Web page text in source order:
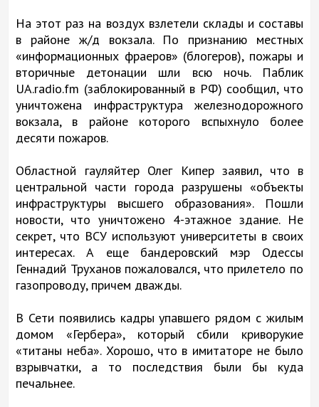
На этот раз на воздух взлетели склады и составы
в районе ж/д вокзала. По признанию местных
«информационных фраеров» (блогеров), пожары и
вторичные детонации шли всю ночь. Паблик
UA.radio.fm (заблокированный в РФ) сообщил, что
уничтожена инфраструктура железнодорожного
вокзала, в районе которого вспыхнуло более
десяти пожаров.
Областной гауляйтер Олег Кипер заявил, что в
центральной части города разрушены «объекты
инфраструктуры высшего образования». Пошли
новости, что уничтожено 4-этажное здание. Не
секрет, что ВСУ используют университеты в своих
интересах. А еще бандеровский мэр Одессы
Геннадий Труханов пожаловался, что прилетело по
газопроводу, причем дважды.
В Сети появились кадры упавшего рядом с жилым
домом «Гербера», который сбили криворукие
«титаны неба». Хорошо, что в имитаторе не было
взрывчатки, а то последствия были бы куда
печальнее.